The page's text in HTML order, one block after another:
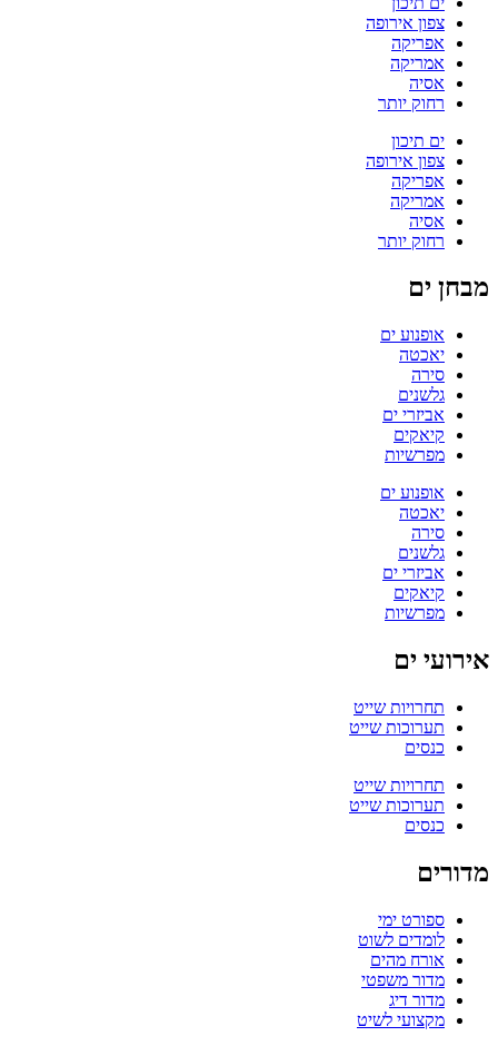
צפון אירופה
אפריקה
אמריקה
אסיה
רחוק יותר
ים תיכון
צפון אירופה
אפריקה
אמריקה
אסיה
רחוק יותר
מבחן ים
אופנוע ים
יאכטה
סירה
גלשנים
אביזרי ים
קיאקים
מפרשיות
אופנוע ים
יאכטה
סירה
גלשנים
אביזרי ים
קיאקים
מפרשיות
אירועי ים
תחרויות שייט
תערוכות שייט
כנסים
תחרויות שייט
תערוכות שייט
כנסים
מדורים
ספורט ימי
לומדים לשוט
אורח מהים
מדור משפטי
מדור דיג
מקצועי לשיט